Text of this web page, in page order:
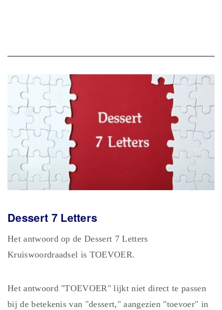
Dessert 7 Letters
Het antwoord op de Dessert 7 Letters
Kruiswoordraadsel is TOEVOER.
Het antwoord "TOEVOER" lijkt niet direct te passen
bij de betekenis van "dessert," aangezien "toevoer" in